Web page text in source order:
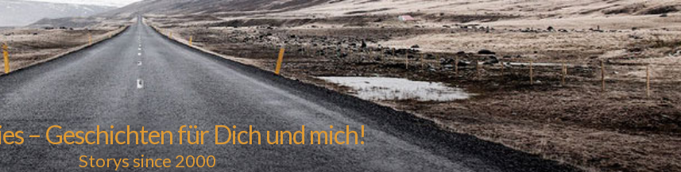
– Geschichten für Dich und mich!
Storys since 2000